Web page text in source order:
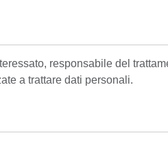
responsabile del
a trattare dati personali.